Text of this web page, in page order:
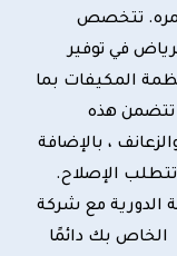
تتخصص
في توفير
المكيفات بما
تتضمن هذه
، بالإضافة
الإصلاح.
الدورية مع شركة
الخاص بك دائمًا